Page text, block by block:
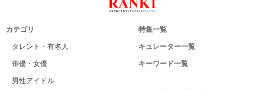
カテゴリ
タレント・有名人
俳優・女優
男性アイドル
特集一覧
キュレーター一覧
キーワード一覧